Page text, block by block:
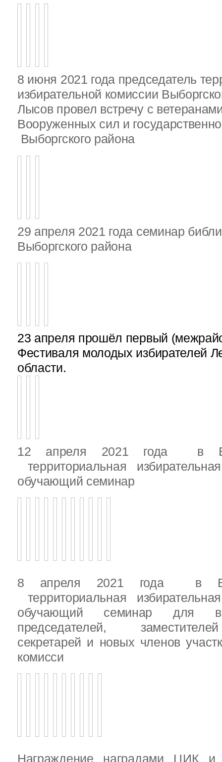
8 июня 2021 года председатель
избирательной комиссии
Лысов провел встречу с
Вооруженных сил и
Выборгского района
29 апреля 2021 года семинар
Выборгского района
23 апреля прошёл первый
Фестиваля молодых избирателей
области.
12 апреля 2021 года в
территориальная
обучающий семинар
8 апреля 2021 года в
территориальная
обучающий семинар для
председателей,
секретарей и новых членов
комисси
Награждение наградами ЦИК